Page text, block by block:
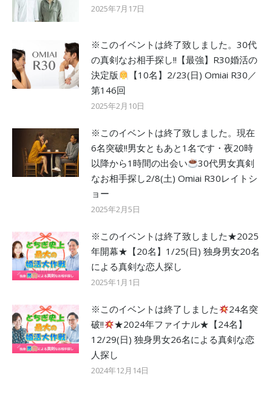
2025年7月17日
※このイベントは終了致しました。30代
の真剣なお相手探し!!【最強】R30婚活の
決定版
【10名】2/23(日) Omiai R30／
第146回
2025年2月10日
※このイベントは終了致しました。現在
6名突破!!男女ともあと1名です・夜20時
以降から1時間の出会い
30代男女真剣
なお相手探し2/8(土) Omiai R30レイトシ
ョー
2025年2月5日
※このイベントは終了致しました★2025
年開幕★【20名】1/25(日) 独身男女20名
による真剣な恋人探し
2025年1月1日
※このイベントは終了しました
24名突
破!!
★2024年ファイナル★【24名】
12/29(日) 独身男女26名による真剣な恋
人探し
2024年12月14日